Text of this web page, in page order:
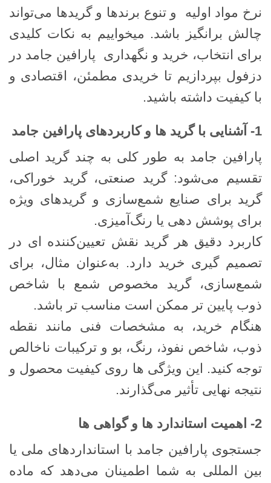
نرخ مواد اولیه و تنوع برندها و گریدها می‌تواند
چالش ‌برانگیز باشد. میخواییم به نکات کلیدی
برای انتخاب، خرید و نگهداری پارافین جامد در
دزفول بپردازیم تا خریدی مطمئن، اقتصادی و
با کیفیت داشته باشید.
1- آشنایی با گرید ها و کاربردهای پارافین جامد
پارافین جامد به طور کلی به چند گرید اصلی
تقسیم می‌شود: گرید صنعتی، گرید خوراکی،
گرید برای صنایع شمع‌سازی و گریدهای ویژه
برای پوشش ‌دهی یا رنگ‌آمیزی.
کاربرد دقیق هر گرید نقش تعیین‌کننده ‌ای در
تصمیم ‌گیری خرید دارد. به‌عنوان مثال، برای
شمع‌سازی، گرید مخصوص شمع با شاخص
ذوب پایین‌ تر ممکن است مناسب ‌تر باشد.
هنگام خرید، به مشخصات فنی مانند نقطه
ذوب، شاخص نفوذ، رنگ، بو و ترکیبات ناخالص
توجه کنید. این ویژگی ‌ها روی کیفیت محصول و
نتیجه نهایی تأثیر می‌گذارند.
2- اهمیت استاندارد ها و گواهی‌ ها
جستجوی پارافین جامد با استانداردهای ملی یا
بین ‌المللی به شما اطمینان می‌دهد که ماده